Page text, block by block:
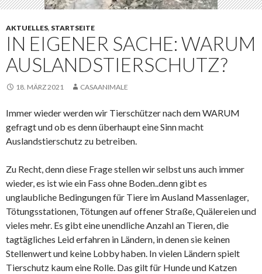
AKTUELLES, STARTSEITE
IN EIGENER SACHE: WARUM
AUSLANDSTIERSCHUTZ?
18. MÄRZ 2021 CASAANIMALE
Immer wieder werden wir Tierschützer nach dem WARUM
gefragt und ob es denn überhaupt eine Sinn macht
Auslandstierschutz zu betreiben.
Zu Recht, denn diese Frage stellen wir selbst uns auch immer
wieder, es ist wie ein Fass ohne Boden..denn gibt es
unglaubliche Bedingungen für Tiere im Ausland Massenlager,
Tötungsstationen, Tötungen auf offener Straße, Quälereien und
vieles mehr. Es gibt eine unendliche Anzahl an Tieren, die
tagtägliches Leid erfahren in Ländern, in denen sie keinen
Stellenwert und keine Lobby haben. In vielen Ländern spielt
Tierschutz kaum eine Rolle. Das gilt für Hunde und Katzen